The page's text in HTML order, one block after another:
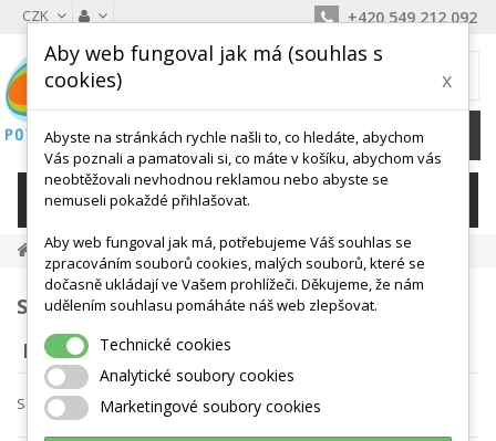
CZK +420 549 212 092
0 Kč
KATEGORIE
Ehrenberger
SEZNAM PRODUKTŮ PODLE DODAVATELŮ:
EHRENBERGER
Seřadit podle
Aby web fungoval jak má (souhlas s
cookies)
x
Abyste na stránkách rychle našli to, co hledáte, abychom
Vás poznali a pamatovali si, co máte v košíku, abychom vás
neobtěžovali nevhodnou reklamou nebo abyste se
nemuseli pokaždé přihlašovat.
Aby web fungoval jak má, potřebujeme Váš souhlas se
zpracováním souborů cookies, malých souborů, které se
dočasně ukládají ve Vašem prohlížeči. Děkujeme, že nám
udělením souhlasu pomáháte náš web zlepšovat.
Technické cookies
Analytické soubory cookies
Marketingové soubory cookies